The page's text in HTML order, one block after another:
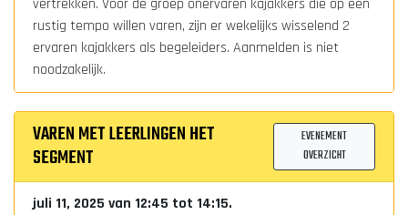
vertrekken. Voor de groep onervaren kajakkers die op een
rustig tempo willen varen, zijn er wekelijks wisselend 2
ervaren kajakkers als begeleiders. Aanmelden is niet
noodzakelijk.
VAREN MET LEERLINGEN HET
SEGMENT
EVENEMENT
OVERZICHT
juli 11, 2025 van 12:45 tot 14:15.